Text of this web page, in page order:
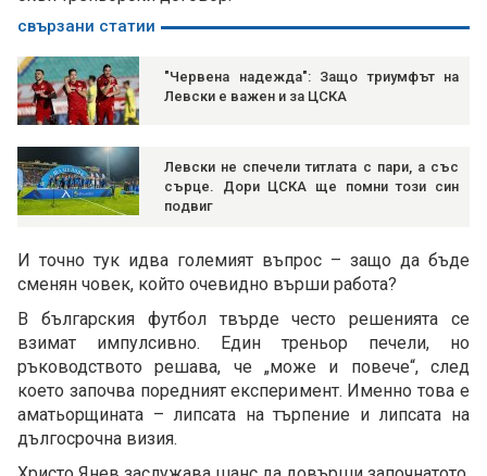
свързани статии
"Червена надежда": Защо триумфът на
Левски е важен и за ЦСКА
Левски не спечели титлата с пари, а със
сърце. Дори ЦСКА ще помни този син
подвиг
И точно тук идва големият въпрос – защо да бъде
сменян човек, който очевидно върши работа?
В българския футбол твърде често решенията се
взимат импулсивно. Един треньор печели, но
ръководството решава, че „може и повече“, след
което започва поредният експеримент. Именно това е
аматьорщината – липсата на търпение и липсата на
дългосрочна визия.